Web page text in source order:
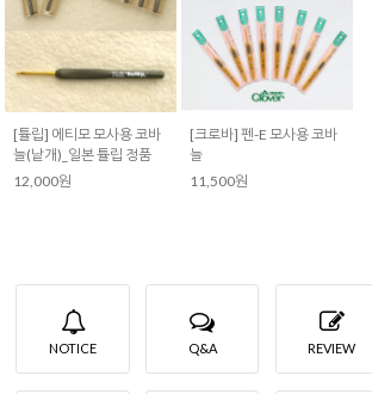
[튤립] 에티모 모사용 코바
늘(낱개)_일본 튤립 정품
12,000원
[크로바] 펜-E 모사용 코바
늘
11,500원
NOTICE Q&A REVIEW